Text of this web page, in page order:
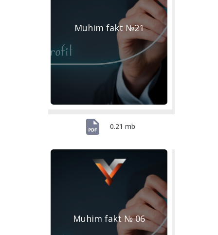
Muhim fakt №21
0.21 mb
Muhim fakt № 06